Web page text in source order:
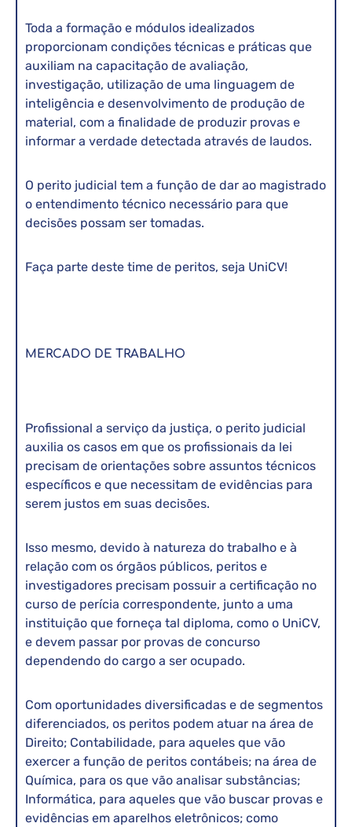
Toda a formação e módulos idealizados
proporcionam condições técnicas e práticas que
auxiliam na capacitação de avaliação,
investigação, utilização de uma linguagem de
inteligência e desenvolvimento de produção de
material, com a finalidade de produzir provas e
informar a verdade detectada através de laudos.
O perito judicial tem a função de dar ao magistrado
o entendimento técnico necessário para que
decisões possam ser tomadas.
Faça parte deste time de peritos, seja UniCV!
MERCADO DE TRABALHO
Profissional a serviço da justiça, o perito judicial
auxilia os casos em que os profissionais da lei
precisam de orientações sobre assuntos técnicos
específicos e que necessitam de evidências para
serem justos em suas decisões.
Isso mesmo, devido à natureza do trabalho e à
relação com os órgãos públicos, peritos e
investigadores precisam possuir a certificação no
curso de perícia correspondente, junto a uma
instituição que forneça tal diploma, como o UniCV,
e devem passar por provas de concurso
dependendo do cargo a ser ocupado.
Com oportunidades diversificadas e de segmentos
diferenciados, os peritos podem atuar na área de
Direito; Contabilidade, para aqueles que vão
exercer a função de peritos contábeis; na área de
Química, para os que vão analisar substâncias;
Informática, para aqueles que vão buscar provas e
evidências em aparelhos eletrônicos; como